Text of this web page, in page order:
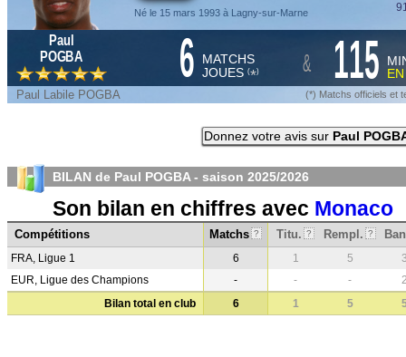
Né le 15 mars 1993 à Lagny-sur-Marne
Paul
POGBA
6 MATCHS
JOUES (*) & 115
Paul Labile POGBA (*) Matchs officiels et
Donnez votre avis sur Paul
BILAN de Paul POGBA - saison 2025/2026
Son bilan en chiffres avec Monaco
Compétitions Matchs ? Titu. ? Rempl. ?
FRA, Ligue 1 6 1 5
EUR, Ligue des Champions
- - -
Bilan total en club
6 1 5